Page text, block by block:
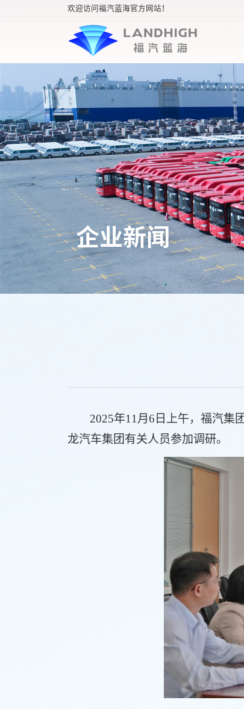
欢迎访问福汽蓝海官方网站！
企业新闻
2025年11月6日上午，福汽集
龙汽车集团有关人员参加调研。